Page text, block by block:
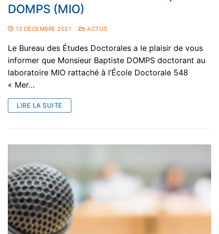
DOMPS (MIO)
13 DÉCEMBRE 2021 ACTUS
Le Bureau des Études Doctorales a le plaisir de vous
informer que Monsieur Baptiste DOMPS doctorant au
laboratoire MIO rattaché à l’École Doctorale 548
« Mer…
LIRE LA SUITE